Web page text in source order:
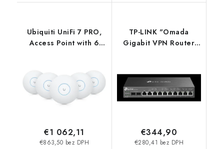
Ubiquiti UniFi 7 PRO,
Access Point with 6
over-the-air speed. - 5
pack U7-Pro-5
€863,50 bez DPH
€1 062,11
TP-LINK "Omada
Gigabit VPN Router
AbilityPORT: 2×
Gigabit SFP WAN/LAN
Port, 1× Gigabit R
€280,41 bez DPH
€344,90